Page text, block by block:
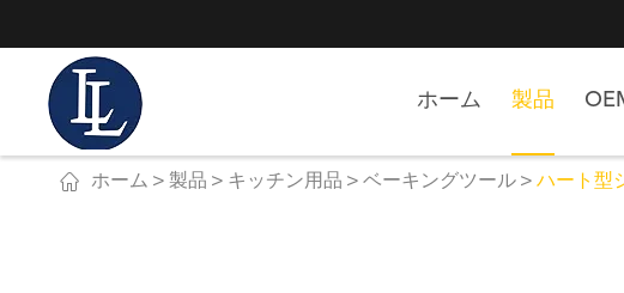
ホーム 製品
 ホーム 製品 キッチン用品 ベーキングツール ハート型